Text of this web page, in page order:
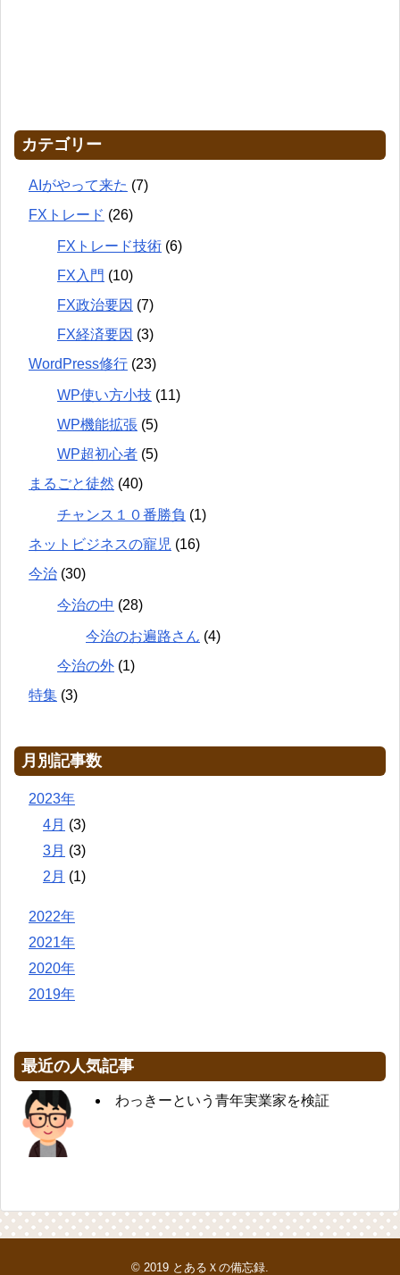
カテゴリー
AIがやって来た (7)
FXトレード (26)
FXトレード技術 (6)
FX入門 (10)
FX政治要因 (7)
FX経済要因 (3)
WordPress修行 (23)
WP使い方小技 (11)
WP機能拡張 (5)
WP超初心者 (5)
まるごと徒然 (40)
チャンス１０番勝負 (1)
ネットビジネスの寵児 (16)
今治 (30)
今治の中 (28)
今治のお遍路さん (4)
今治の外 (1)
特集 (3)
月別記事数
2023年
4月 (3)
3月 (3)
2月 (1)
2022年
2021年
2020年
2019年
最近の人気記事
わっきーという青年実業家を検証
© 2019 とあるＸの備忘録